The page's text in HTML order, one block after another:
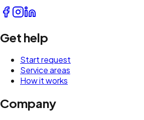
Get help
Start request
Service areas
How it works
Company